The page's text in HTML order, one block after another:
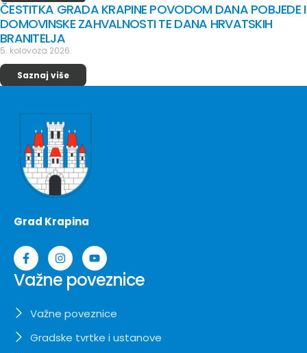
ČESTITKA GRADA KRAPINE POVODOM DANA POBJEDE I
DOMOVINSKE ZAHVALNOSTI TE DANA HRVATSKIH
BRANITELJA
5. kolovoza 2026.
Saznaj više
Grad Krapina
Važne poveznice
Važne poveznice
Gradske tvrtke i ustanove